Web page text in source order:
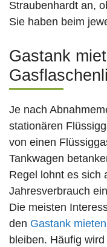
Straubenhardt an,
Sie haben beim
Gastank
Je nach
stationären
von einen
Tankwagen
Regel lohnt es sich
Jahresverbrauch
Die meisten
den Gastank mieten
bleiben. Häufig